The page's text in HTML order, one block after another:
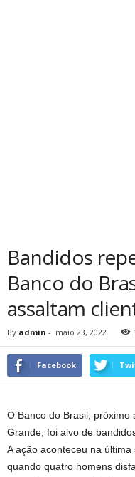
Bandidos
Banco do
assaltam
By admin - maio 23, 2022
Facebook
O Banco do Brasil, próximo
Grande, foi alvo de
A ação aconteceu na
quando quatro homens